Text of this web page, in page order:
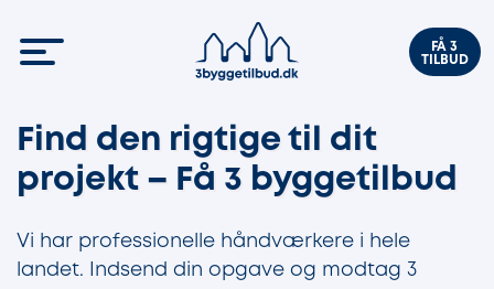
FÅ 3
TILBUD
Find den rigtige til dit
projekt – Få 3 byggetilbud
Vi har professionelle håndværkere i hele
landet. Indsend din opgave og modtag 3